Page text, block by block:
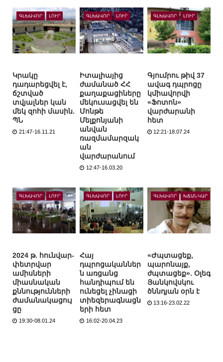
ԳԼԽԱՎՈՐ ԼՈՒՐ
Կրակը
դադարեցվել է,
ճշտված
տվյալներ կան
մեկ զոհի մասին.
ՊՆ
21:47-16.11.21
ԳԼԽԱՎՈՐ ԼՈՒՐ
Իտալիայից
ժամանած ՀՀ
քաղաքացիները
մեկուսացվել են
Մոնթե
Մելքոնյանի
անվան
ռազմամարզակ
ան
վարժարանում
12:47-16.03.20
ԳԼԽԱՎՈՐ ԼՈՒՐ
Գյումրու թիվ 37
ավագ դպրոցը
կմիավորվի
«Ֆոտոն»
վարժարանի
հետ
12:21-18.07.24
ԳԼԽԱՎՈՐ ԼՈՒՐ
2024 թ. հունվար-
փետրվար
ամիսների
միասնական
քննությունների
ժամանակացույ
ցը
19:30-08.01.24
ԳԼԽԱՎՈՐ ԼՈՒՐ
Հայ
դպրոցականներ
ն առցանց
հանդիպում են
ունեցել չինացի
տիեզերագնացն
երի հետ
16:02-20.04.23
ԳԼԽԱՎՈՐ ԽՃԱՆԿԱՐ
«Ժպտացեք,
պարոնայք,
ժպտացեք». Օլեգ
Յանկովսկու
ծննդյան օրն է
13:16-23.02.22